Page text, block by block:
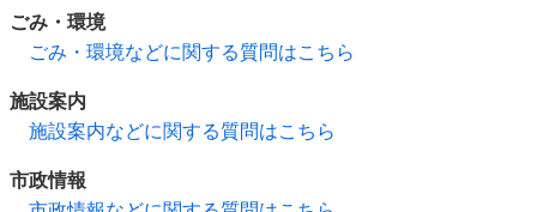
ごみ・環境
ごみ・環境などに関する質問はこちら
施設案内
施設案内などに関する質問はこちら
市政情報